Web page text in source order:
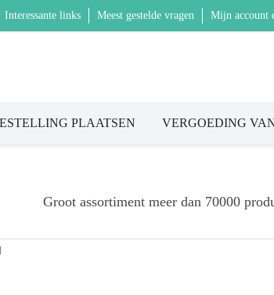
Interessante links Meest gestelde vragen Mijn account
PLAATSEN VERGOEDING
Groot assortiment meer dan 70000